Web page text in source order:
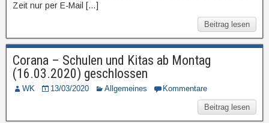
Zeit nur per E-Mail […]
Beitrag lesen
Corana – Schulen und Kitas ab Montag
(16.03.2020) geschlossen
WK 13/03/2020 Allgemeines Kommentare
Beitrag lesen